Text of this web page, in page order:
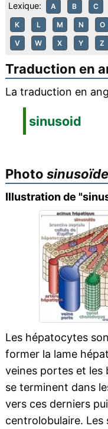
Lexique: A B C
K L M N O
V W X Y Z
Traduction en
La traduction en
sinusoid
Photo sinusoïde
Illustration de
Les hépatocytes
former la lame
veines portes et les
se terminent dans
vers ces derniers
centrolobulaire. Les